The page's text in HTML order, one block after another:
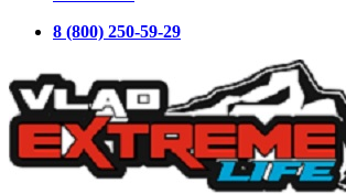
8 (800) 250-59-29